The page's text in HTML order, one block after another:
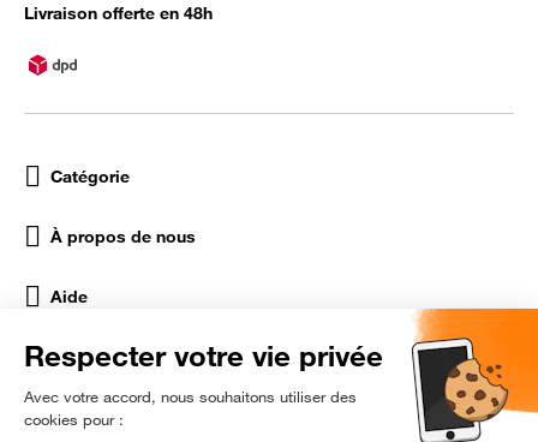
Livraison offerte en 48h
Catégorie
À propos de nous
Aide
Réseaux Sociaux